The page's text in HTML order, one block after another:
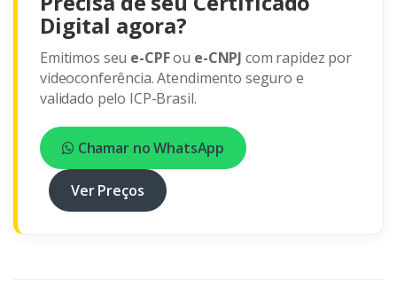
Digital agora?
Emitimos seu e-CPFou e-CNPJ com rapidez por
videoconferência. Atendimento seguro e
validado pelo ICP-Brasil.
Chamar no WhatsApp
Ver Preços